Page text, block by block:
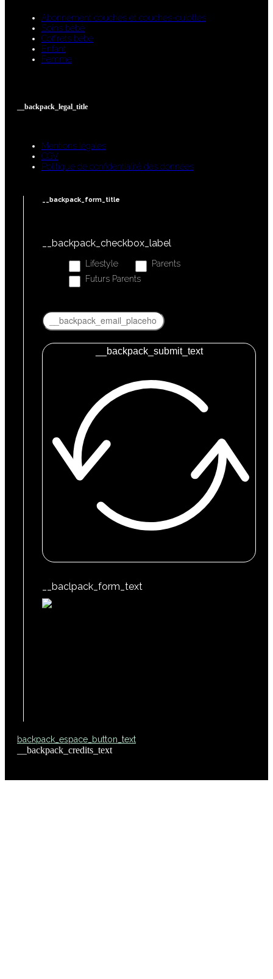
Abonnement couches et couches-culottes
Soins bébé
Coffrets bébé
Enfant
Femme
__backpack_legal_title
Mentions légales
CGV
Politique de confidentialité des données
__backpack_form_title
__backpack_checkbox_label
Lifestyle
Parents
Futurs Parents
__backpack_submit_text
__baclpack_form_text
backpack_espace_button_text
__backpack_credits_text